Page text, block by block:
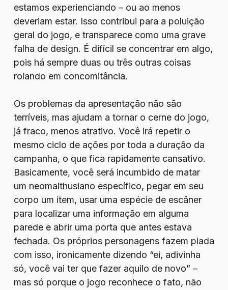
estamos experienciando – ou ao menos
deveriam estar. Isso contribui para a poluição
geral do jogo, e transparece como uma grave
falha de design. É difícil se concentrar em algo,
pois há sempre duas ou três outras coisas
rolando em concomitância.
Os problemas da apresentação não são
terríveis, mas ajudam a tornar o cerne do jogo,
já fraco, menos atrativo. Você irá repetir o
mesmo ciclo de ações por toda a duração da
campanha, o que fica rapidamente cansativo.
Basicamente, você será incumbido de matar
um neomalthusiano específico, pegar em seu
corpo um item, usar uma espécie de escâner
para localizar uma informação em alguma
parede e abrir uma porta que antes estava
fechada. Os próprios personagens fazem piada
com isso, ironicamente dizendo “ei, adivinha
só, você vai ter que fazer aquilo de novo” –
mas só porque o jogo reconhece o fato, não